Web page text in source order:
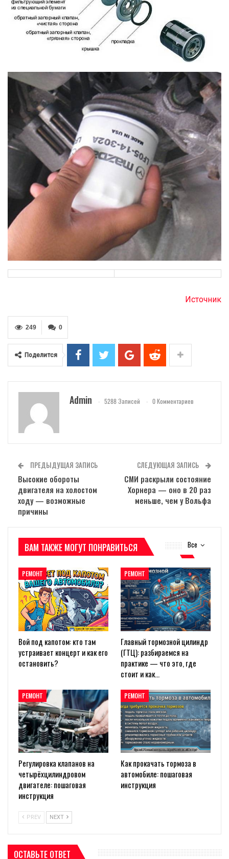
Источник
0
249
Поделится
Admin 5288 Записей 0 Комментариев
ПРЕДЫДУЩАЯ ЗАПИСЬ
Высокие обороты
двигателя на холостом
ходу — возможные
причины
СЛЕДУЮЩАЯ ЗАПИСЬ
СМИ раскрыли состояние
Хорнера — оно в 20 раз
меньше, чем у Вольфа
Все
ВАМ ТАКЖЕ МОГУТ ПОНРАВИТЬСЯ
РЕМОНТ
Вой под капотом: кто там
устраивает концерт и как его
остановить?
РЕМОНТ
Главный тормозной цилиндр
(ГТЦ): разбираемся на
практике — что это, где
стоит и как…
РЕМОНТ
Регулировка клапанов на
четырёхцилиндровом
двигателе: пошаговая
инструкция
РЕМОНТ
Как прокачать тормоза в
автомобиле: пошаговая
инструкция
PREV NEXT
ОСТАВЬТЕ ОТВЕТ